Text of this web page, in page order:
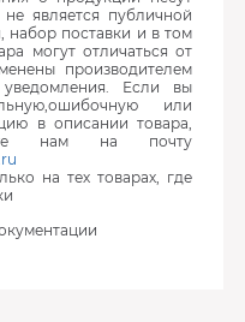
является публичной
набор поставки и в том
могут отличаться от
производителем
уведомления. Если вы
или
в описании товара,
нам на почту
на тех товарах, где